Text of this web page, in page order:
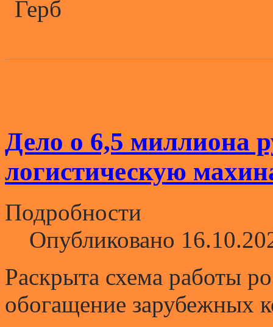
Дело о 6,5 миллиона
логистическую
Подробности
Опубликовано
Раскрыта схема работы
обогащение зарубежных